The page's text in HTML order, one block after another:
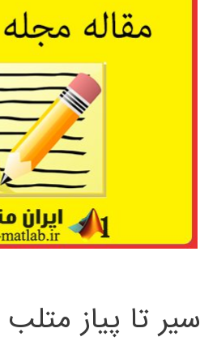
سیر تا پیاز متلب MATLAB